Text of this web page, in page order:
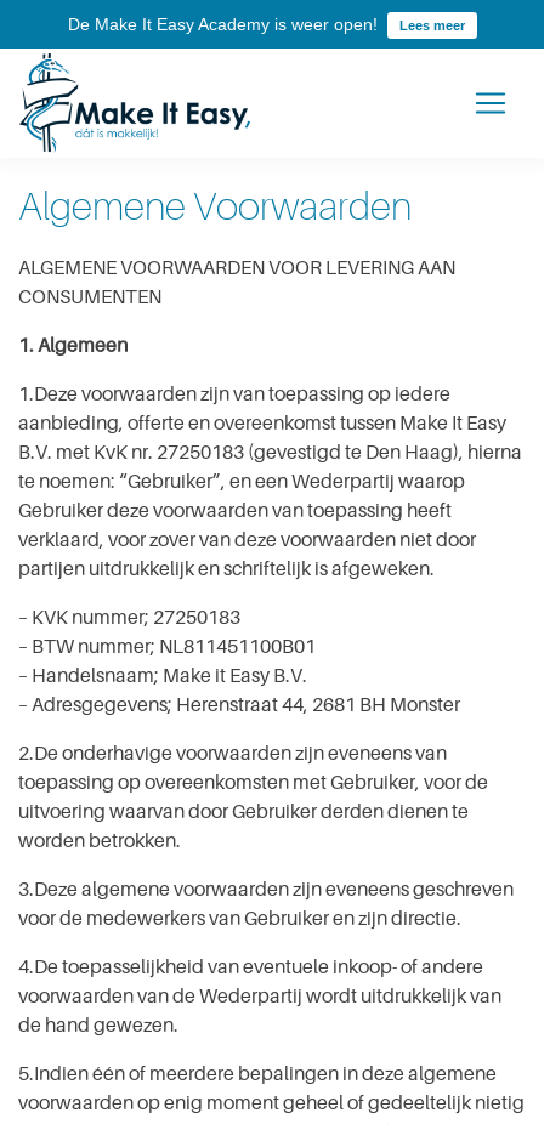
Algemene Voorwaarden
ALGEMENE VOORWAARDEN VOOR LEVERING AAN
CONSUMENTEN
1. Algemeen
1.Deze voorwaarden zijn van toepassing op iedere
aanbieding, offerte en overeenkomst tussen Make It Easy
B.V. met KvK nr. 27250183 (gevestigd te Den Haag), hierna
te noemen: “Gebruiker”, en een Wederpartij waarop
Gebruiker deze voorwaarden van toepassing heeft
verklaard, voor zover van deze voorwaarden niet door
partijen uitdrukkelijk en schriftelijk is afgeweken.
– KVK nummer; 27250183
– BTW nummer; NL811451100B01
– Handelsnaam; Make it Easy B.V.
– Adresgegevens; Herenstraat 44, 2681 BH Monster
2.De onderhavige voorwaarden zijn eveneens van
toepassing op overeenkomsten met Gebruiker, voor de
uitvoering waarvan door Gebruiker derden dienen te
worden betrokken.
3.Deze algemene voorwaarden zijn eveneens geschreven
voor de medewerkers van Gebruiker en zijn directie.
4.De toepasselijkheid van eventuele inkoop- of andere
voorwaarden van de Wederpartij wordt uitdrukkelijk van
de hand gewezen.
5.Indien één of meerdere bepalingen in deze algemene
voorwaarden op enig moment geheel of gedeeltelijk nietig
De Make It Easy Academy is weer open! Lees meer